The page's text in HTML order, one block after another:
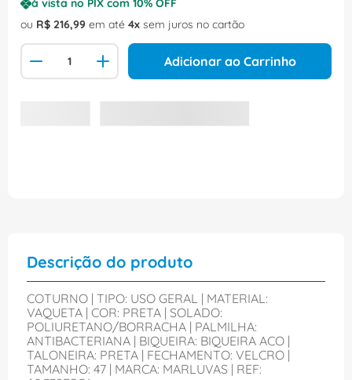
à vista no PIX com 10% OFF
ou R$ 216,99 em até 4 sem juros no cartão
Adicionar ao Carrinho
Descrição do produto
COTURNO | TIPO: USO GERAL | MATERIAL:
VAQUETA | COR: PRETA | SOLADO:
POLIURETANO/BORRACHA | PALMILHA:
ANTIBACTERIANA | BIQUEIRA: BIQUEIRA ACO |
TALONEIRA: PRETA | FECHAMENTO: VELCRO |
TAMANHO: 47 | MARCA: MARLUVAS | REF: